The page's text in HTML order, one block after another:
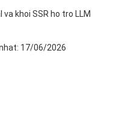
va khoi SSR ho tro LLM
17/06/2026